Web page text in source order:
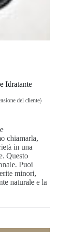
Idratante
del cliente)
chiamarla,
in una
Questo
Puoi
minori,
naturale e la